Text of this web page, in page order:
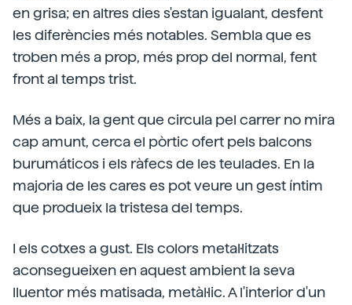
en grisa; en altres dies s'estan igualant, desfent
les diferències més notables. Sembla que es
troben més a prop, més prop del normal, fent
front al temps trist.
Més a baix, la gent que circula pel carrer no mira
cap amunt, cerca el pòrtic ofert pels balcons
burumáticos i els ràfecs de les teulades. En la
majoria de les cares es pot veure un gest íntim
que produeix la tristesa del temps.
I els cotxes a gust. Els colors metal·litzats
aconsegueixen en aquest ambient la seva
lluentor més matisada, metàl·lic. A l'interior d'un